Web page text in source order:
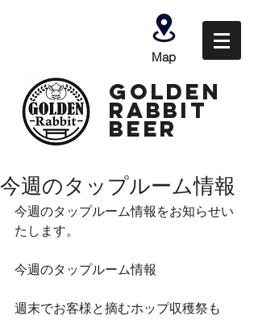
Map
GOLDEN
Rabbit
Beer
今週のタップルーム情報
今週のタップルーム情報をお知らせい
たします。
今週のタップルーム情報
週末でお客様と摘むホップ収穫祭も